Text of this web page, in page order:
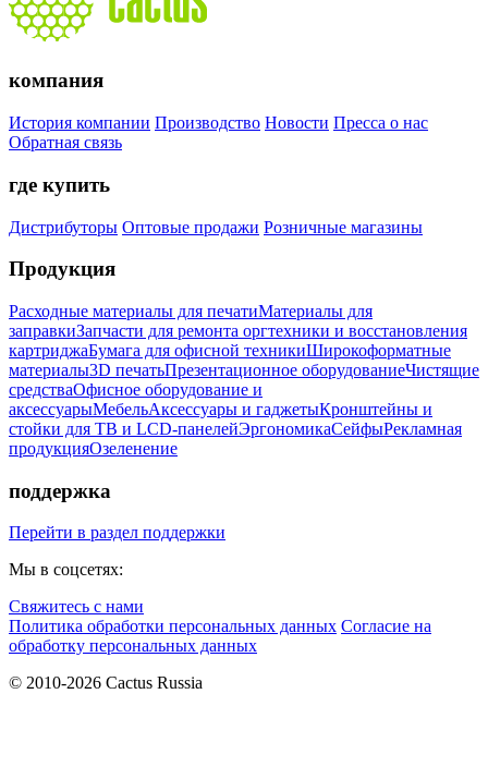
компания
История компании Производство Новости Пресса о нас
Обратная связь
где купить
Дистрибуторы Оптовые продажи Розничные магазины
Продукция
Расходные материалы для печатиМатериалы для
заправкиЗапчасти для ремонта оргтехники и восстановления
картриджаБумага для офисной техникиШирокоформатные
материалы3D печатьПрезентационное оборудованиеЧистящие
средстваОфисное оборудование и
аксессуарыМебельАксессуары и гаджетыКронштейны и
стойки для ТВ и LCD-панелейЭргономикаСейфыРекламная
продукцияОзеленение
поддержка
Перейти в раздел поддержки
Мы в соцсетях:
Свяжитесь с нами
Политика обработки персональных данных Согласие на
обработку персональных данных
© 2010-2026 Cactus Russia